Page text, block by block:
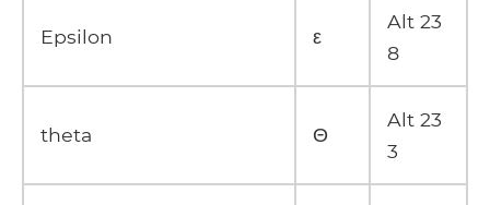
Epsilon ε
Alt 23
8
theta Θ
Alt 23
3